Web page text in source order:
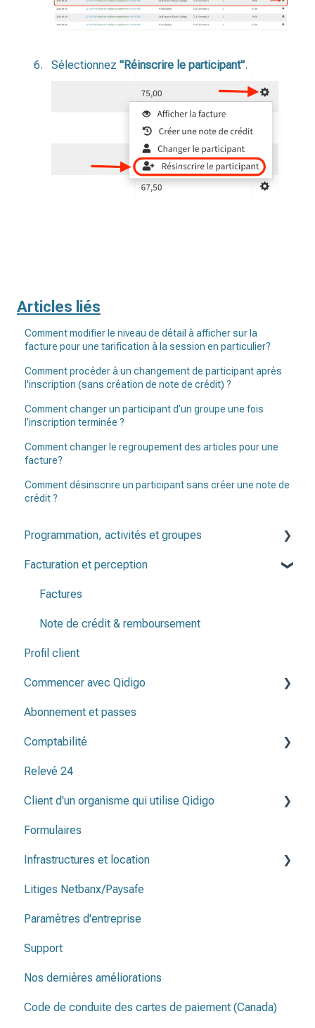
Sélectionnez "Réinscrire le participant".
Articles liés
Comment modifier le niveau de détail à afficher sur la
facture pour une tarification à la session en particulier?
Comment procéder à un changement de participant après
l'inscription (sans création de note de crédit) ?
Comment changer un participant d’un groupe une fois
l’inscription terminée ?
Comment changer le regroupement des articles pour une
facture?
Comment désinscrire un participant sans créer une note de
crédit ?
Programmation, activités et groupes
Programmation
Groupes
Activités
Périodes d'inscription
Listes de présence
Facturation et perception
Factures
Note de crédit & remboursement
Profil client
Commencer avec Qidigo
Créer une programmation
Avant de publier ma programmation
Abonnement et passes
Comptabilité
Méthodes de paiement
Plan comptable
Relevé 24
Client d'un organisme qui utilise Qidigo
Relevé 24
Formulaires
Infrastructures et location
Infrastructure et et emplacements
Contrat de location
Litiges Netbanx/Paysafe
Paramètres d'entreprise
Support
Nos dernières améliorations
Code de conduite des cartes de paiement (Canada)